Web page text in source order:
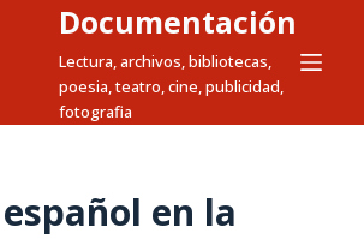
Documentación
Lectura, archivos, bibliotecas,
poesia, teatro, cine, publicidad,
fotografia
en la